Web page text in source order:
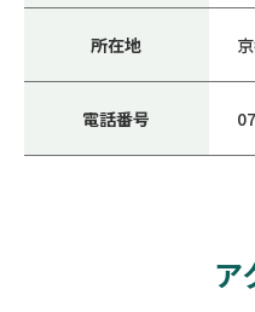
所在地
電話番号
ア